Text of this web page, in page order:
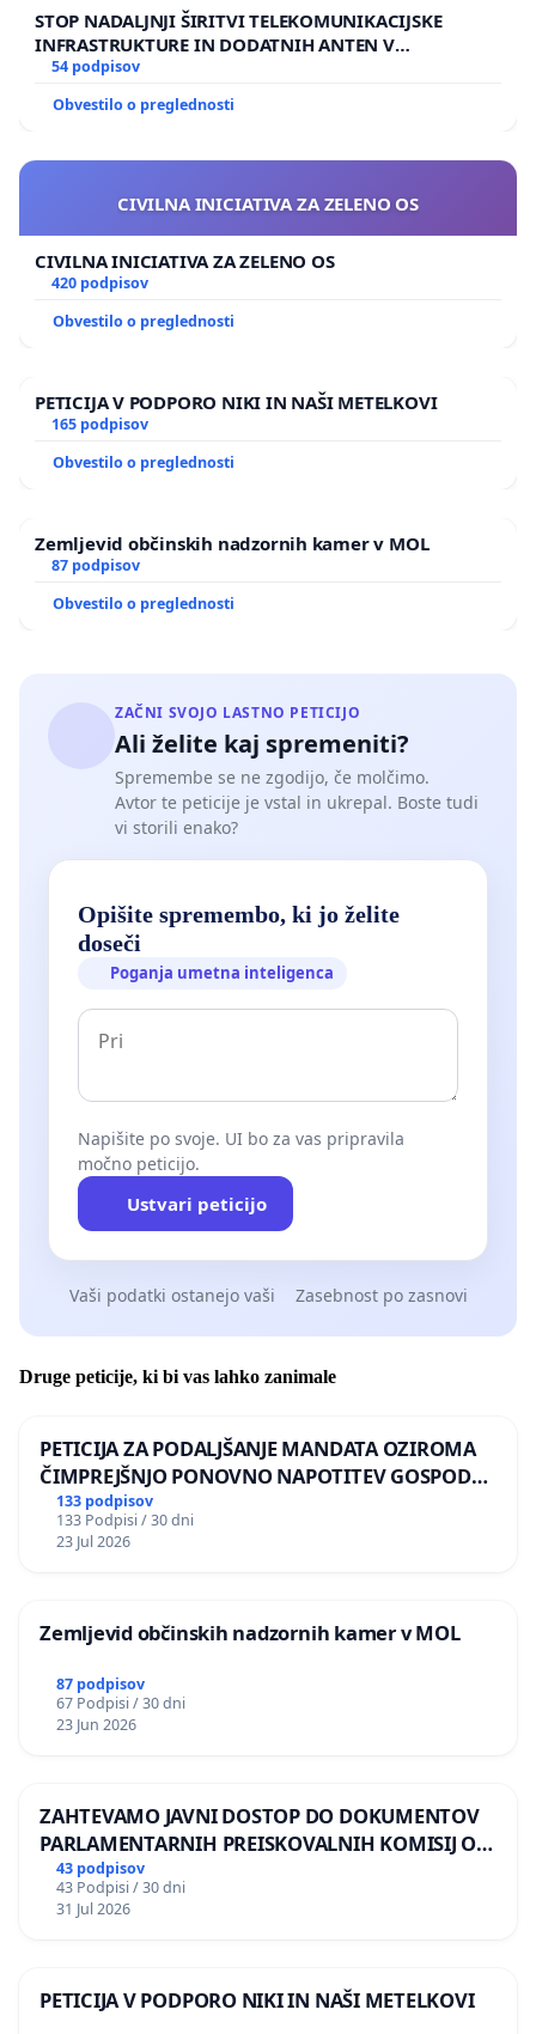
STOP NADALJNJI ŠIRITVI TELEKOMUNIKACIJSKE
INFRASTRUKTURE IN DODATNIH ANTEN V
GRADIŠČAKU
54 podpisov
Obvestilo o preglednosti
CIVILNA INICIATIVA ZA ZELENO OS
CIVILNA INICIATIVA ZA ZELENO OS
420 podpisov
Obvestilo o preglednosti
PETICIJA V PODPORO NIKI IN NAŠI METELKOVI
165 podpisov
Obvestilo o preglednosti
Zemljevid občinskih nadzornih kamer v MOL
87 podpisov
Obvestilo o preglednosti
ZAČNI SVOJO LASTNO PETICIJO
Ali želite kaj spremeniti?
Spremembe se ne zgodijo, če molčimo.
Avtor te peticije je vstal in ukrepal. Boste tudi
vi storili enako?
Opišite spremembo, ki jo želite
doseči
Poganja umetna inteligenca
Napišite po svoje. UI bo za vas pripravila
močno peticijo.
Ustvari peticijo
Vaši podatki ostanejo vaši Zasebnost po zasnovi
Druge peticije, ki bi vas lahko zanimale
PETICIJA ZA PODALJŠANJE MANDATA OZIROMA
ČIMPREJŠNJO PONOVNO NAPOTITEV GOSPODA
BERNARDA ŠRAJNERJA NA VELEPOSLANIŠTVO
REPUBLIKE SLOVENIJE V MOSKVI
133 podpisov
133 Podpisi / 30 dni
23 Jul 2026
Zemljevid občinskih nadzornih kamer v MOL
87 podpisov
67 Podpisi / 30 dni
23 Jun 2026
ZAHTEVAMO JAVNI DOSTOP DO DOKUMENTOV
PARLAMENTARNIH PREISKOVALNIH KOMISIJ O
ILEGALNI TRGOVINI Z OROŽJEM
43 podpisov
43 Podpisi / 30 dni
31 Jul 2026
PETICIJA V PODPORO NIKI IN NAŠI METELKOVI